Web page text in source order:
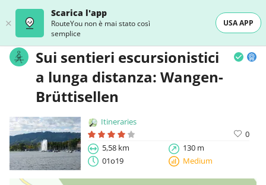
Scarica l'app
RouteYou non è mai stato così
semplice
USA APP
Sui sentieri escursionistici
a lunga distanza: Wangen-
Brüttisellen
Itineraries
0
5,58 km
130 m
01o19
Medium